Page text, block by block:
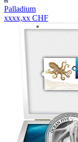
Palladium
xxxx,xx CHF